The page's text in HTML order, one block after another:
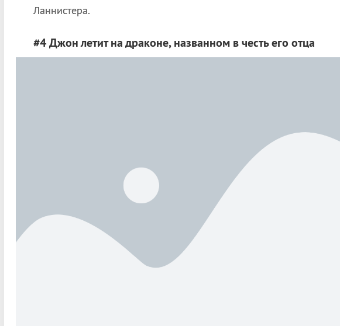
Ланнистера.
#4 Джон летит на драконе, названном в честь его отца